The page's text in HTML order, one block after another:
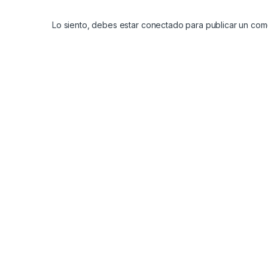
Lo siento, debes estar conectado para publicar un